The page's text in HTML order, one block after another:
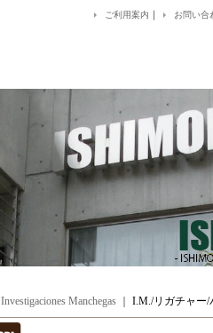
ご利用案内 ｜ お問い合
Investigaciones Manchegas I.M./リガチャー/